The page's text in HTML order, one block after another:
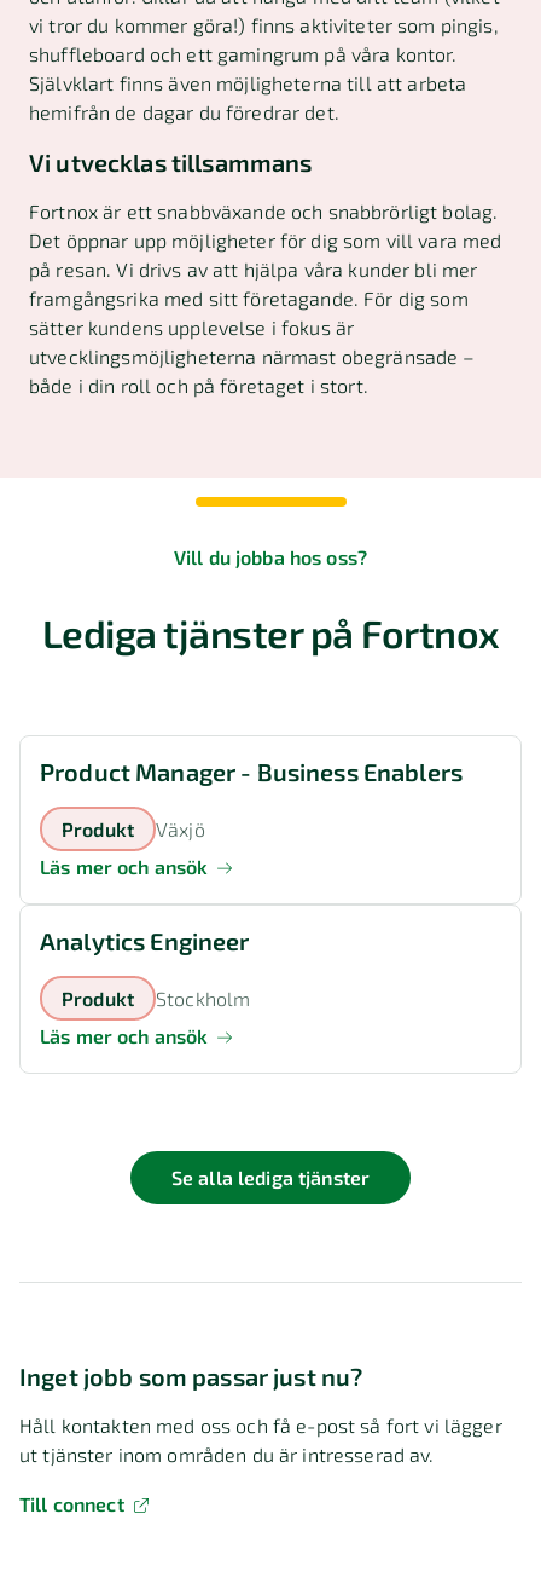
vi tror du kommer göra!) finns aktiviteter som pingis,
shuffleboard och ett gamingrum på våra kontor.
Självklart finns även möjligheterna till att arbeta
hemifrån de dagar du föredrar det.
Vi utvecklas tillsammans
Fortnox är ett snabbväxande och snabbrörligt bolag.
Det öppnar upp möjligheter för dig som vill vara med
på resan. Vi drivs av att hjälpa våra kunder bli mer
framgångsrika med sitt företagande. För dig som
sätter kundens upplevelse i fokus är
utvecklingsmöjligheterna närmast obegränsade –
både i din roll och på företaget i stort.
Vill du jobba hos oss?
Lediga tjänster på Fortnox
Product Manager - Business Enablers
Produkt
Växjö
Läs mer och ansök
Analytics Engineer
Produkt
Stockholm
Läs mer och ansök
Se alla lediga tjänster
Inget jobb som passar just nu?
Håll kontakten med oss och få e-post så fort vi lägger
ut tjänster inom områden du är intresserad av.
Till connect